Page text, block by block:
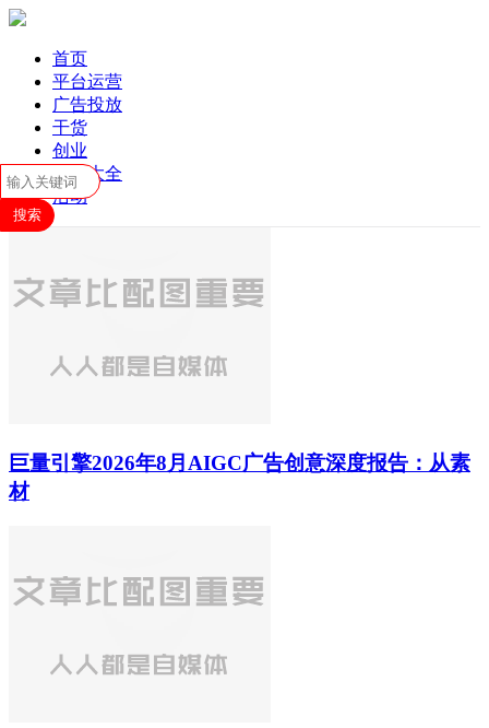
首页
平台运营
广告投放
干货
创业
工具大全
活动
巨量引擎2026年8月AIGC广告创意深度报告：从素
材